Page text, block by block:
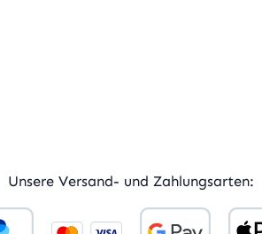
Unsere Versand- und Zahlungsarten: